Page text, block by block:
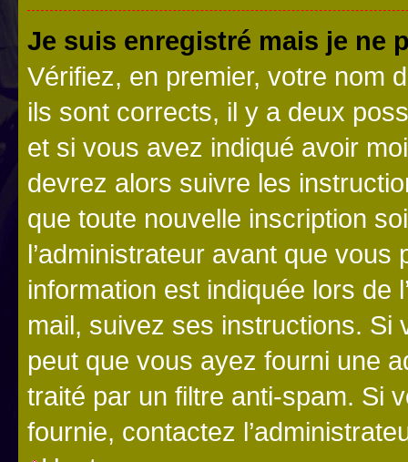
Je suis enregistré mais je ne
Vérifiez, en premier, votre nom
ils sont corrects, il y a deux
et si vous avez indiqué avoir
devrez alors suivre les
que toute nouvelle inscription
l’administrateur avant que
information est indiquée lors de
mail, suivez ses instructions. Si
peut que vous ayez fourni une
traité par un filtre anti-spam. Si
fournie, contactez